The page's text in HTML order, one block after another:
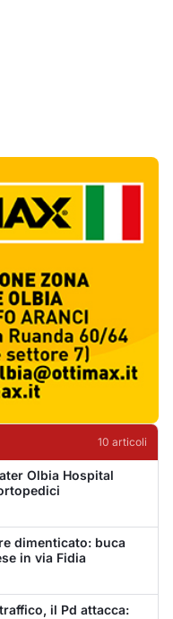
10 articoli
Olbia Hospital
dimenticato: buca
in via Fidia
il Pd attacca: